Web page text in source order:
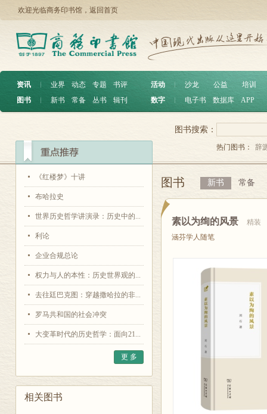
欢迎光临商务印书馆， 返回首页
资讯 ︱ 业界 动态 专题
书评
图书
︱ 新书 常备 丛书 辑刊
活动 沙龙 公益
培训
数字
电子书 数据库 APP
《红楼梦》十讲
布哈拉史
世界历史哲学讲演录：历史中的...
利论
企业合规总论
权力与人的本性：历史世界观的...
去往廷巴克图：穿越撒哈拉的非...
罗马共和国的社会冲突
大变革时代的历史哲学：面向21...
更 多
相关图书
图书搜索：
热门图书： 辞
图书 新书 常备
素以为绚的风景
精装
涵芬学人随笔